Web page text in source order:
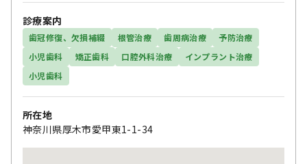
診療案内
歯冠修復、欠損補綴 根管治療 歯周病治療
予防治療
小児歯科
矯正歯科 口腔外科治療
インプラント治療
小児歯科
所在地
神奈川県厚木市愛甲東1-1-34